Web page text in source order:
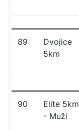
89
Dvojice
5km
90
Elite 5km
- Muži